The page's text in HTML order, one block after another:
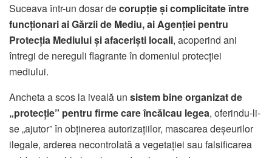
Suceava într-un dosar decorupție și complicitate între
funcționari ai Gărzii de Mediu, ai Agenției pentru
Protecția Mediului și afaceriști locali, acoperind ani
întregi de nereguli flagrante în domeniul protecției
mediului.
Ancheta a scos la iveală un sistem bine organizat de
„protecție” pentru firme care încălcau legea, oferindu-li-
se „ajutor” în obținerea autorizațiilor, mascarea deșeurilor
ilegale, arderea necontrolată a vegetației sau falsificarea